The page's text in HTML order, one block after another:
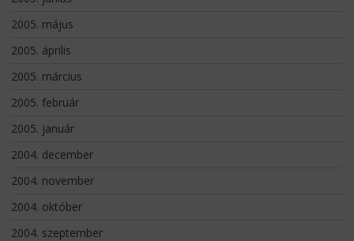
2005. május
2005. április
2005. március
2005. február
2005. január
2004. december
2004. november
2004. október
2004. szeptember